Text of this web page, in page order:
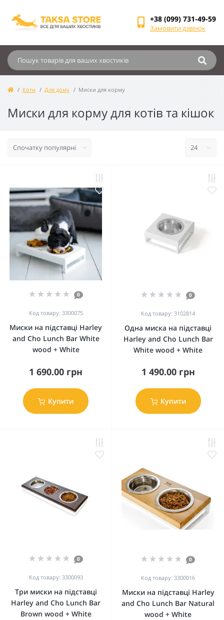
+38 (099) 731-49-59
Замовити дзвінок
Коти Для дому Миски для корму
Миски для корму для котів та кішок
0
Код товару: 3300075
Миски на підставці Harley
and Cho Lunch Bar White
wood + White
1 690.00 грн
Купити
0
Код товару: 3102814
Одна миска на підставці
Harley and Cho Lunch Bar
White wood + White
1 490.00 грн
Купити
0
Код товару: 3300093
Три миски на підставці
Harley and Cho Lunch Bar
Brown wood + White
0
Код товару: 3300016
Миски на підставці Harley
and Cho Lunch Bar Natural
wood + White